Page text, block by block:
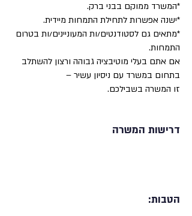
*המשרד ממוקם בבני ברק.
*ישנה אפשרות לתחילת התמחות מיידית.
*מתאים גם לסטודנטים/ות המעוניינים/ות בטרום
התמחות.
אם אתם בעלי מוטיבציה גבוהה ורצון להשתלב
בתחום במשרד עם ניסיון עשיר –
זו המשרה בשבילכם.
דרישות המשרה
הטבות: